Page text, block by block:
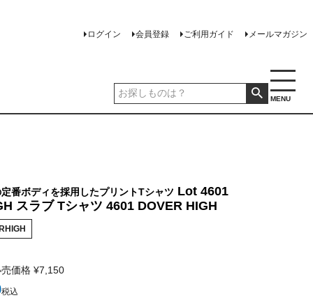
MENU
ログイン 会員登録 ご利用ガイド メールマガジン
番ボディを採用したプリントTシャツ Lot 4601
スラブ Tシャツ 4601 DOVER HIGH
価格 ¥7,150
税込